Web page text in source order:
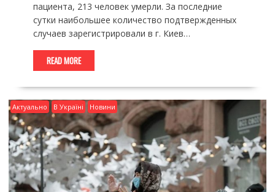
пациента, 213 человек умерли. За последние
сутки наибольшее количество подтвержденных
случаев зарегистрировали в г. Киев…
READ MORE
Актуально В Україні Новини